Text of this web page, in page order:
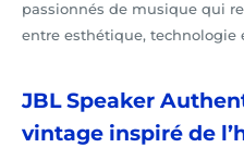
passionnés de musique qui
entre esthétique, technologie
JBL Speaker
vintage inspiré de